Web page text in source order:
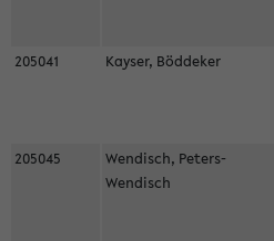
205041 Kayser, Böddeker
205045
Wendisch, Peters-
Wendisch